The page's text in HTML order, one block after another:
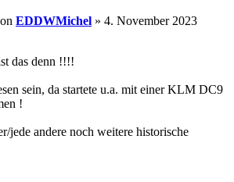
EDDWMichel » 4. November 2023
das denn !!!!
sein, da startete u.a. mit einer KLM DC9
!
jede andere noch weitere historische